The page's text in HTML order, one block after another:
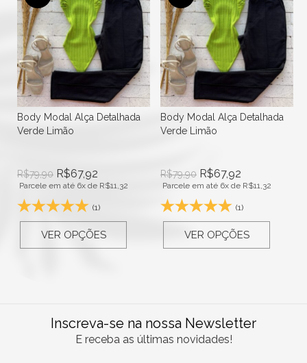
Body Modal Alça Detalhada
Verde Limão
R$79,90 R$67,92
Parcele em até 6x de R$11,32
(1)
VER OPÇÕES
Body Modal Alça Detalhada
Verde Limão
R$79,90 R$67,92
Parcele em até 6x de R$11,32
(1)
VER OPÇÕES
Inscreva-se na nossa Newsletter
E receba as últimas novidades!